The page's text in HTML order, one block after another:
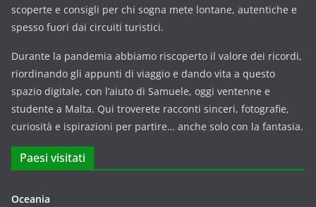
scoperte e consigli per chi sogna mete lontane, autentiche e
spesso fuori dai circuiti turistici.
Durante la pandemia abbiamo riscoperto il valore dei ricordi,
riordinando gli appunti di viaggio e dando vita a questo
spazio digitale, con l’aiuto di Samuele, oggi ventenne e
studente a Malta. Qui troverete racconti sinceri, fotografie,
curiosità e ispirazioni per partire… anche solo con la fantasia.
Paesi visitati
Oceania